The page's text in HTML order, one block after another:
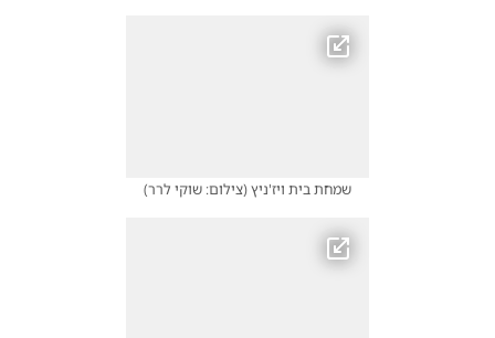
שמחת בית ויז'ניץ(צילום: שוקי לרר)